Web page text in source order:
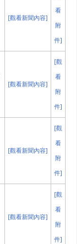
[觀看新聞內容]
看
附
件]
[觀看新聞內容]
[觀
看
附
件]
[觀看新聞內容]
[觀
看
附
件]
[觀看新聞內容]
[觀
看
附
件]